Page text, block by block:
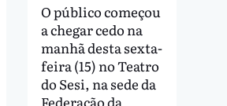
O público começou
a chegar cedo na
manhã desta sexta-
feira (15) no Teatro
do Sesi, na sede da
Federação da